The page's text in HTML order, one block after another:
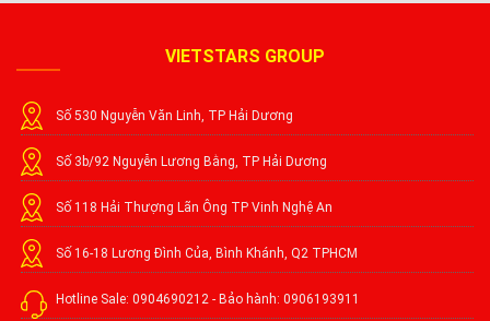
VIETSTARS GROUP
Số 530 Nguyễn Văn Linh, TP Hải Dương
Số 3b/92 Nguyễn Lương Bằng, TP Hải Dương
Số 118 Hải Thượng Lãn Ông TP Vinh Nghệ An
Số 16-18 Lương Đình Của, Bình Khánh, Q2 TPHCM
Hotline Sale: 0904690212 - Bảo hành: 0906193911